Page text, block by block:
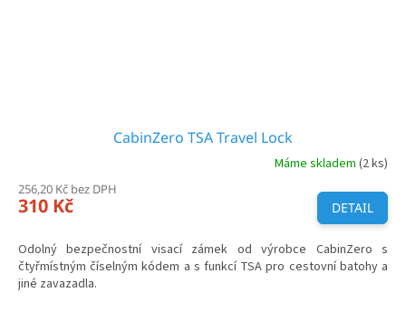
CabinZero TSA Travel Lock
Máme skladem (2 ks)
256,20 Kč bez DPH
310 Kč DETAIL
Odolný bezpečnostní visací zámek od výrobce CabinZero s
čtyřmístným číselným kódem a s funkcí TSA pro cestovní batohy a
jiné zavazadla.